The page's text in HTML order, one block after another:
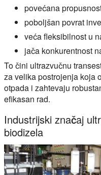
povećana
poboljšan povrat
veća fleksibilnost u
jača konkurentnost
To čini ultrazvučnu
za velika postrojenja koja
otpada i zahtevaju
efikasan rad.
Industrijski značaj
biodizela